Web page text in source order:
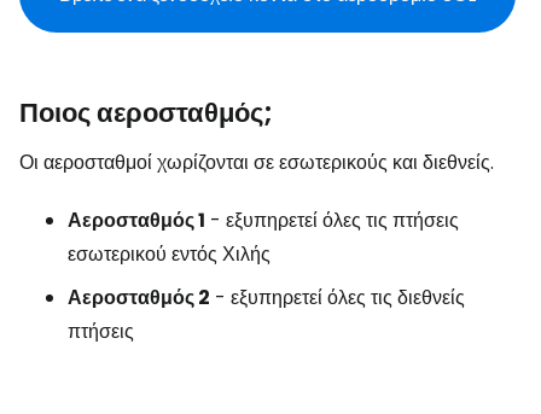
Ποιος αεροσταθμός;
Οι αεροσταθμοί χωρίζονται σε εσωτερικούς και διεθνείς.
Αεροσταθμός 1 - εξυπηρετεί όλες τις πτήσεις
εσωτερικού εντός Χιλής
Αεροσταθμός 2 - εξυπηρετεί όλες τις διεθνείς
πτήσεις